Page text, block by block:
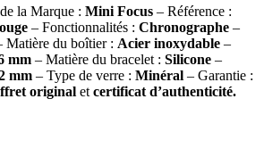
de la Marque : Mini Focus – Référence :
– Fonctionnalités : Chronographe –
Matière du boîtier : Acier inoxydable –
mm – Matière du bracelet : Silicone –
mm – Type de verre : Minéral – Garantie :
original et certificat d’authenticité.